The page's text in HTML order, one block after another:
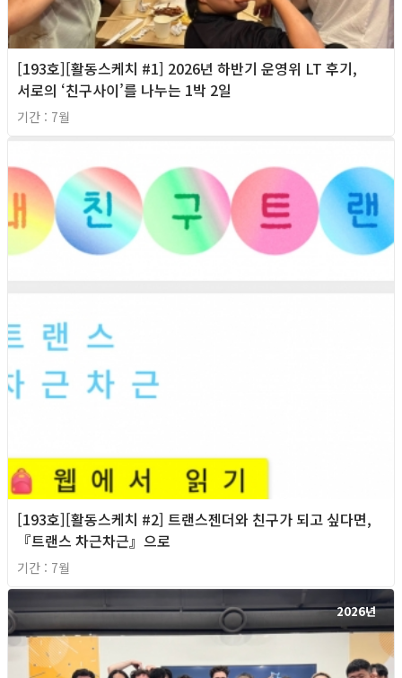
[193호][활동스케치 #1] 2026년 하반기 운영위 LT 후기,
서로의 ‘친구사이’를 나누는 1박 2일
기간 : 7월
[193호][활동스케치 #2] 트랜스젠더와 친구가 되고 싶다면,
『트랜스 차근차근』으로
기간 : 7월
2026년